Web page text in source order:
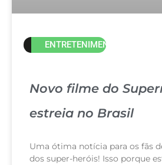
ENTRETENIMENTO
Novo filme do
estreia no Brasil
Uma ótima notícia para os fãs
dos super-heróis! Isso porque